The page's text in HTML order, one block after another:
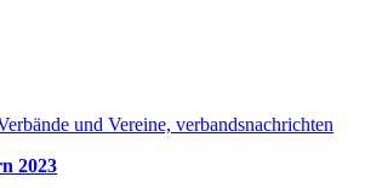
und Vereine, verbandsnachrichten
2023